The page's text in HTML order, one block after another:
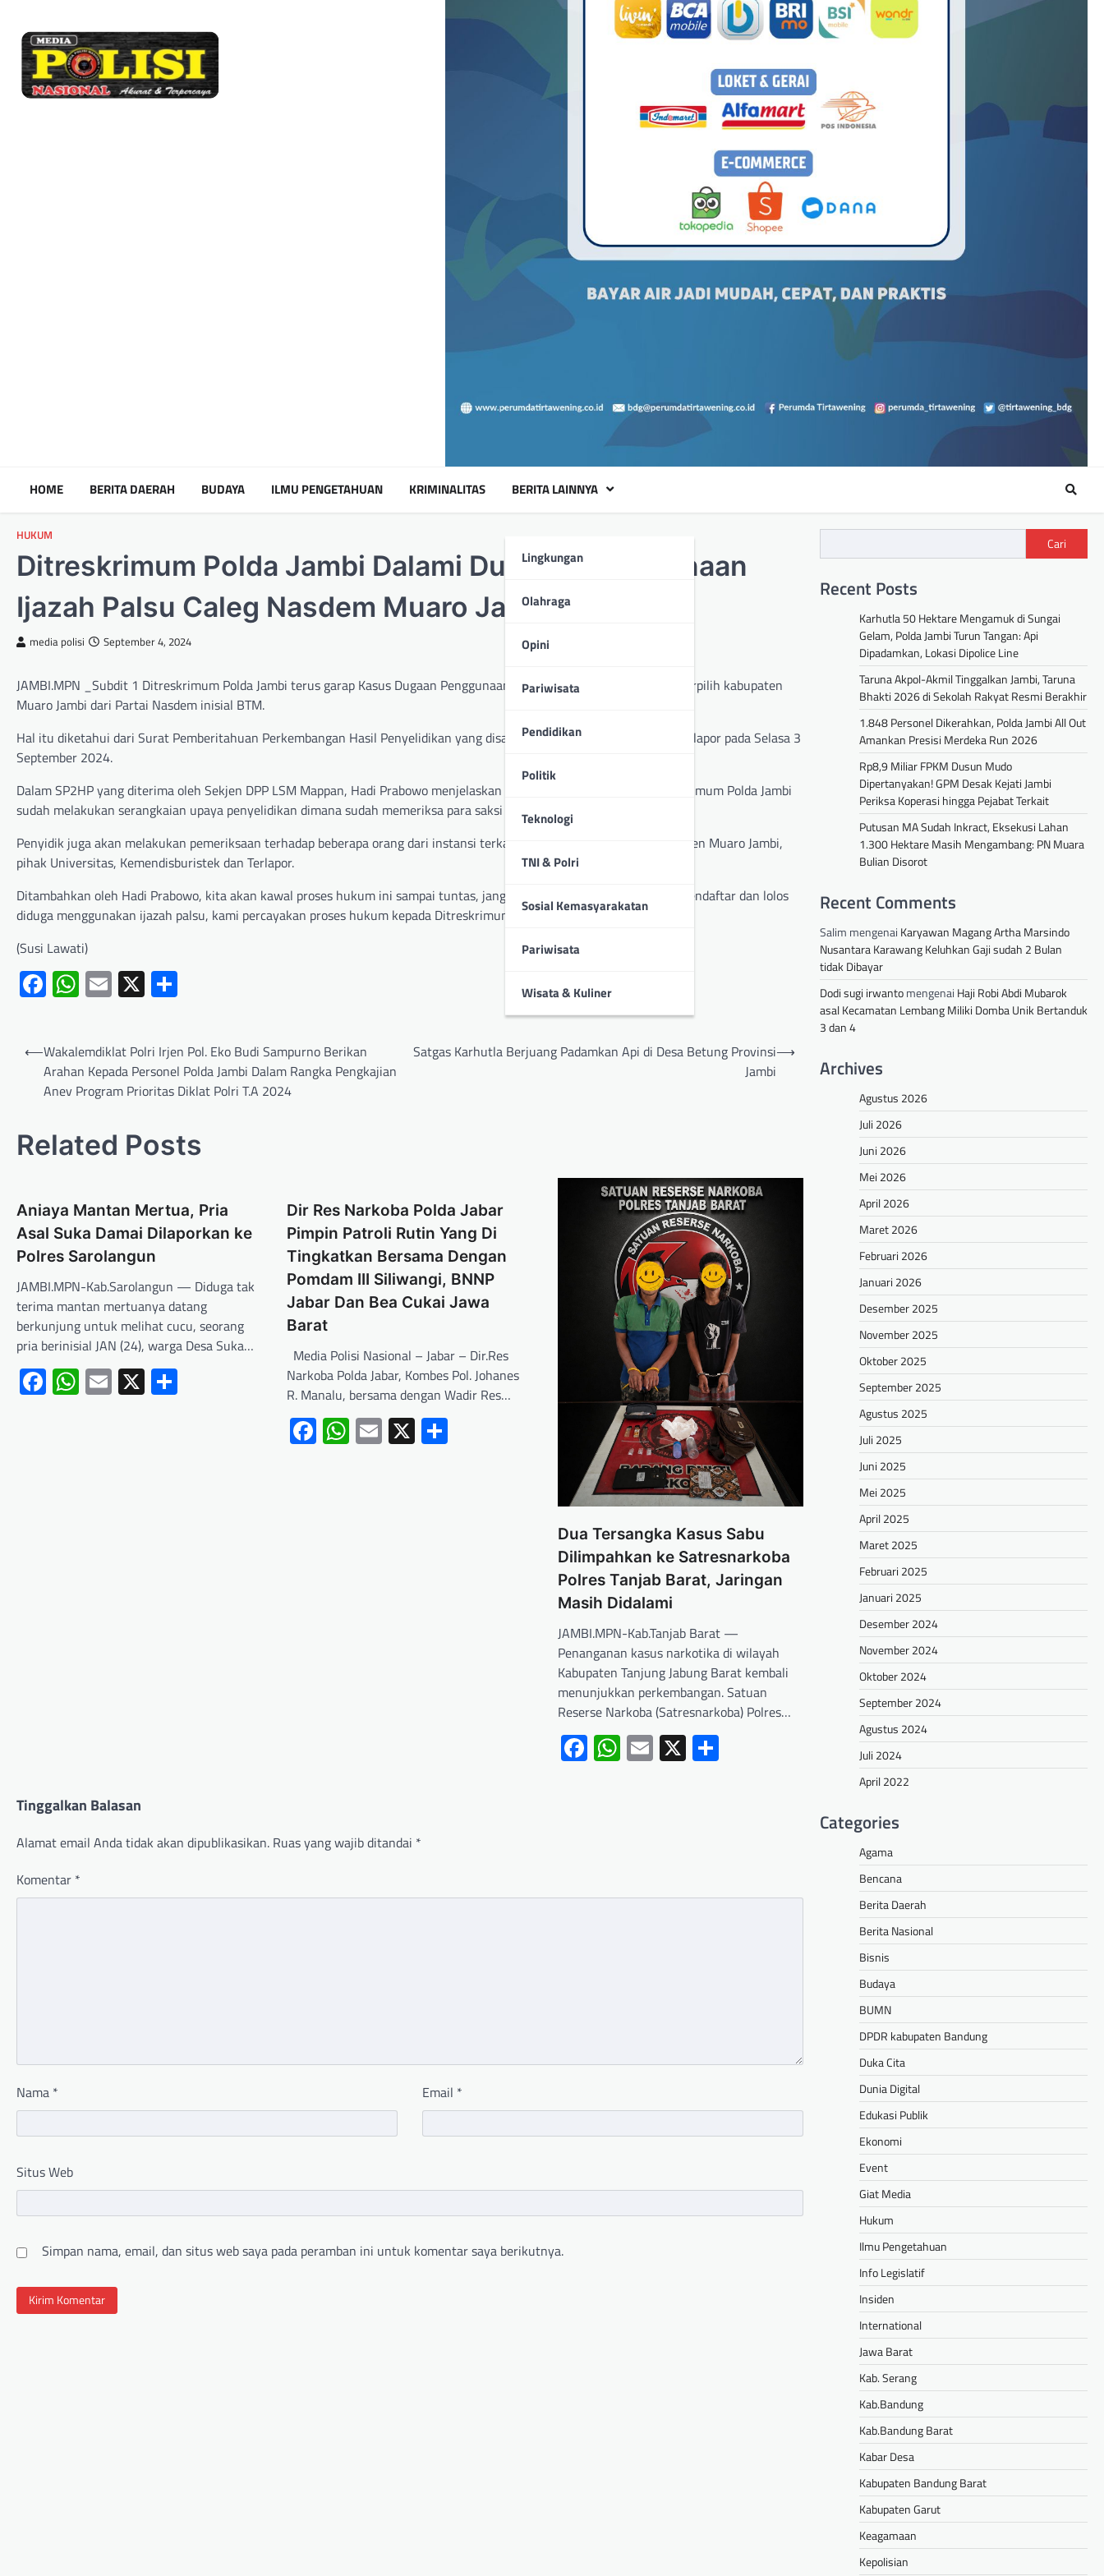
HOME BERITA DAERAH BUDAYA ILMU PENGETAHUAN KRIMINALITAS BERITA LAINNYA
Lingkungan
Olahraga
Opini
Pariwisata
Pendidikan
Politik
Teknologi
TNI & Polri
Sosial Kemasyarakatan
Pariwisata
Wisata & Kuliner
HUKUM
Ditreskrimum Polda Jambi Dalami Dugaan Penggunaan
Ijazah Palsu Caleg Nasdem Muaro Jambi
media polisi September 4, 2024
JAMBI.MPN _Subdit 1 Ditreskrimum Polda Jambi terus garap Kasus Dugaan Penggunaan Ijazah Palsu oleh Caleg DPRD Terpilih kabupaten
Muaro Jambi dari Partai Nasdem inisial BTM.
Hal itu diketahui dari Surat Pemberitahuan Perkembangan Hasil Penyelidikan yang disampaikan oleh Penyidik kepada Pelapor pada Selasa 3
September 2024.
Dalam SP2HP yang diterima oleh Sekjen DPP LSM Mappan, Hadi Prabowo menjelaskan bahwa Penyidik Subdit 1 Ditreskrimum Polda Jambi
sudah melakukan serangkaian upaya penyelidikan dimana sudah memeriksa para saksi dari Pelapor.
Penyidik juga akan melakukan pemeriksaan terhadap beberapa orang dari instansi terkait, diantaranya Bawaslu Kabupaten Muaro Jambi,
pihak Universitas, Kemendisburistek dan Terlapor.
Ditambahkan oleh Hadi Prabowo, kita akan kawal proses hukum ini sampai tuntas, jangan ada caleg terpilih yang bisa mendaftar dan lolos
diduga menggunakan ijazah palsu, kami percayakan proses hukum kepada Ditreskrimum Polda Jambi.
(Susi Lawati)
Facebook
WhatsApp
Email
X
⟵Wakalemdiklat Polri Irjen Pol. Eko Budi Sampurno Berikan
Arahan Kepada Personel Polda Jambi Dalam Rangka Pengkajian
Anev Program Prioritas Diklat Polri T.A 2024
Satgas Karhutla Berjuang Padamkan Api di Desa Betung Provinsi
Jambi
⟶
Related Posts
Aniaya Mantan Mertua, Pria
Asal Suka Damai Dilaporkan ke
Polres Sarolangun
JAMBI.MPN-Kab.Sarolangun — Diduga tak
terima mantan mertuanya datang
berkunjung untuk melihat cucu, seorang
pria berinisial JAN (24), warga Desa Suka…
Facebook
WhatsApp
Email
X
Dir Res Narkoba Polda Jabar
Pimpin Patroli Rutin Yang Di
Tingkatkan Bersama Dengan
Pomdam III Siliwangi, BNNP
Jabar Dan Bea Cukai Jawa
Barat
Media Polisi Nasional – Jabar – Dir.Res
Narkoba Polda Jabar, Kombes Pol. Johanes
R. Manalu, bersama dengan Wadir Res…
Facebook
WhatsApp
Email
X
Dua Tersangka Kasus Sabu
Dilimpahkan ke Satresnarkoba
Polres Tanjab Barat, Jaringan
Masih Didalami
JAMBI.MPN-Kab.Tanjab Barat —
Penanganan kasus narkotika di wilayah
Kabupaten Tanjung Jabung Barat kembali
menunjukkan perkembangan. Satuan
Reserse Narkoba (Satresnarkoba) Polres…
Facebook
WhatsApp
Email
X Share
Tinggalkan Balasan
Alamat email Anda tidak akan dipublikasikan. Ruas yang wajib ditandai *
Komentar *
Nama * Email *
Situs Web
Simpan nama, email, dan situs web saya pada peramban ini untuk komentar saya berikutnya.
Cari
Recent Posts
Karhutla 50 Hektare Mengamuk di Sungai
Gelam, Polda Jambi Turun Tangan: Api
Dipadamkan, Lokasi Dipolice Line
Taruna Akpol-Akmil Tinggalkan Jambi, Taruna
Bhakti 2026 di Sekolah Rakyat Resmi Berakhir
1.848 Personel Dikerahkan, Polda Jambi All Out
Amankan Presisi Merdeka Run 2026
Rp8,9 Miliar FPKM Dusun Mudo
Dipertanyakan! GPM Desak Kejati Jambi
Periksa Koperasi hingga Pejabat Terkait
Putusan MA Sudah Inkract, Eksekusi Lahan
1.300 Hektare Masih Mengambang: PN Muara
Bulian Disorot
Recent Comments
Salim mengenai Karyawan Magang Artha Marsindo
Nusantara Karawang Keluhkan Gaji sudah 2 Bulan
tidak Dibayar
Dodi sugi irwantomengenai Haji Robi Abdi Mubarok
asal Kecamatan Lembang Miliki Domba Unik Bertanduk
3 dan 4
Archives
Agustus 2026
Juli 2026
Juni 2026
Mei 2026
April 2026
Maret 2026
Februari 2026
Januari 2026
Desember 2025
November 2025
Oktober 2025
September 2025
Agustus 2025
Juli 2025
Juni 2025
Mei 2025
April 2025
Maret 2025
Februari 2025
Januari 2025
Desember 2024
November 2024
Oktober 2024
September 2024
Agustus 2024
Juli 2024
April 2022
Categories
Agama
Bencana
Berita Daerah
Berita Nasional
Bisnis
Budaya
BUMN
DPDR kabupaten Bandung
Duka Cita
Dunia Digital
Edukasi Publik
Ekonomi
Event
Giat Media
Hukum
Ilmu Pengetahuan
Info Legislatif
Insiden
International
Jawa Barat
Kab. Serang
Kab.Bandung
Kab.Bandung Barat
Kabar Desa
Kabupaten Bandung Barat
Kabupaten Garut
Keagamaan
Kepolisian